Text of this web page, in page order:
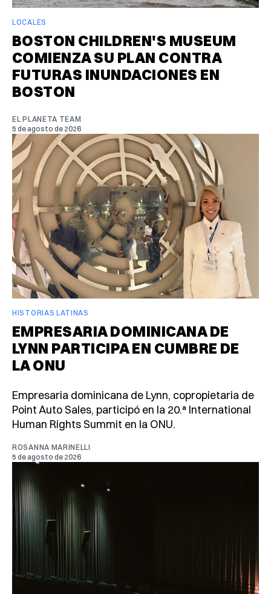
LOCALES
BOSTON CHILDREN'S MUSEUM
COMIENZA SU PLAN CONTRA
FUTURAS INUNDACIONES EN
BOSTON
EL PLANETA TEAM
5 de agosto de 2026
HISTORIAS LATINAS
EMPRESARIA DOMINICANA DE
LYNN PARTICIPA EN CUMBRE DE
LA ONU
Empresaria dominicana de Lynn, copropietaria de
Point Auto Sales, participó en la 20.ª International
Human Rights Summit en la ONU.
ROSANNA MARINELLI
5 de agosto de 2026